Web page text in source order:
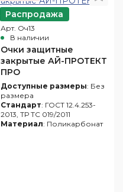
Распродажа
Арт. Оч13
В наличии
Очки защитные
закрытые АЙ-ПРОТЕКТ
ПРО
Доступные размеры: Без
размера
Стандарт: ГОСТ 12.4.253-
2013, ТР ТС 019/2011
Материал: Поликарбонат